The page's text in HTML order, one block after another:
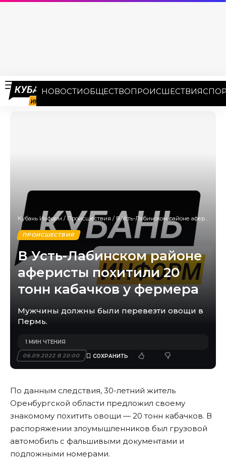
НОВОСТИОБЩЕСТВОПРОИСШЕСТВИЯ
Кубань Информ /Происшествия / В Усть-Лабинском районе аферисты похитили 20 тонн кабачков у фермера
ПРОИСШЕСТВИЯ
В Усть-Лабинском районе
аферисты похитили 20
тонн кабачков у фермера
Мужчины должны были перевезти овощи в
Пермь.
06.09.2022 В 20:00
1 МИН ЧТЕНИЯ
По данным следствия, 30-летний житель
Оренбургской области предложил своему
знакомому похитить овощи — 20 тонн кабачков. В
распоряжении злоумышленников был грузовой
автомобиль с фальшивыми документами и
подложными номерами.